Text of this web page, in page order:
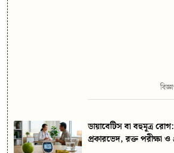
ডায়াবেটিস বা বহুমূত্র
প্রকারভেদ, রক্ত পরীক্ষা